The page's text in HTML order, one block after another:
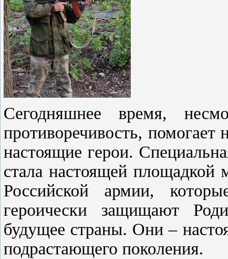
Сегодняшнее время,
противоречивость,
настоящие герои.
стала настоящей площадкой
Российской армии,
героически защищают
будущее страны. Они –
подрастающего поколения.